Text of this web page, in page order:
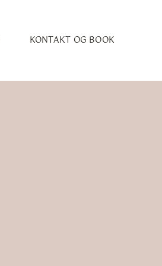
KONTAKT OG BOOK